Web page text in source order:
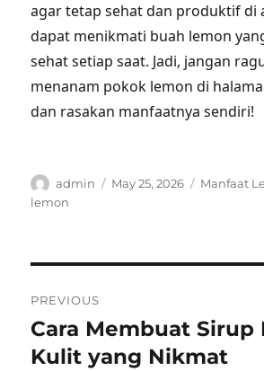
agar tetap sehat dan produktif di
dapat menikmati buah lemon
sehat setiap saat. Jadi, jangan
menanam pokok lemon di
dan rasakan manfaatnya sendiri!
Author
admin
Posted
May 25, 2026 Categories
Manfaat
lemon
navigation
PREVIOUS
Previous
post:
Cara Membuat Sirup
Kulit yang Nikmat